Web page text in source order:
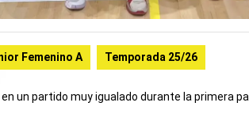
Femenino A Temporada 25/26
un partido muy igualado durante la primera